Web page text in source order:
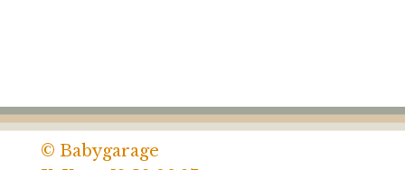
© Babygarage